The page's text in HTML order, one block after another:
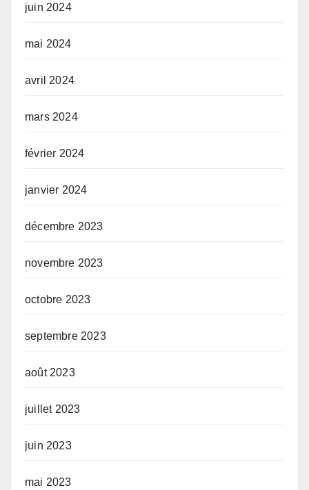
juin 2024
mai 2024
avril 2024
mars 2024
février 2024
janvier 2024
décembre 2023
novembre 2023
octobre 2023
septembre 2023
août 2023
juillet 2023
juin 2023
mai 2023